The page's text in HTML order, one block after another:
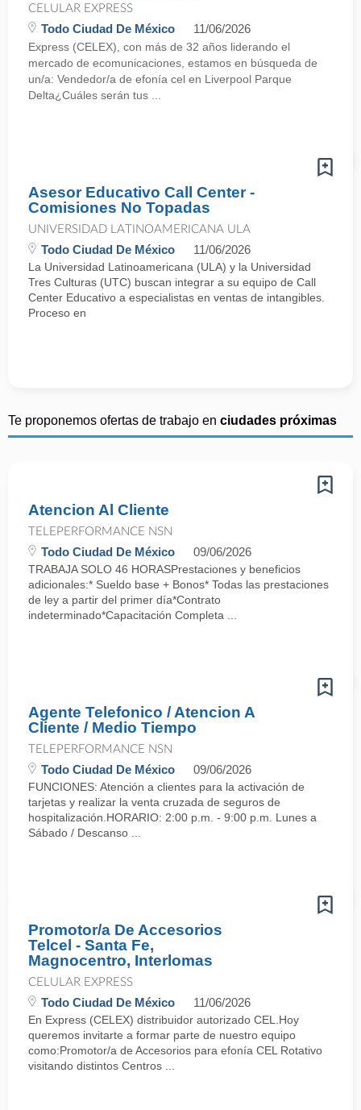
CELULAR EXPRESS
Todo Ciudad De México 11/06/2026
Express (CELEX), con más de 32 años liderando el
mercado de ecomunicaciones, estamos en búsqueda de
un/a: Vendedor/a de efonía cel en Liverpool Parque
Delta¿Cuáles serán tus ...
Asesor Educativo Call Center -
Comisiones No Topadas
UNIVERSIDAD LATINOAMERICANA ULA
Todo Ciudad De México 11/06/2026
La Universidad Latinoamericana (ULA) y la Universidad
Tres Culturas (UTC) buscan integrar a su equipo de Call
Center Educativo a especialistas en ventas de intangibles.
Proceso en
Te proponemos ofertas de trabajo en ciudades próximas
Atencion Al Cliente
TELEPERFORMANCE NSN
Todo Ciudad De México 09/06/2026
TRABAJA SOLO 46 HORASPrestaciones y beneficios
adicionales:* Sueldo base + Bonos* Todas las prestaciones
de ley a partir del primer día*Contrato
indeterminado*Capacitación Completa ...
Agente Telefonico / Atencion A
Cliente / Medio Tiempo
TELEPERFORMANCE NSN
Todo Ciudad De México 09/06/2026
FUNCIONES: Atención a clientes para la activación de
tarjetas y realizar la venta cruzada de seguros de
hospitalización. HORARIO: 2:00 p.m. - 9:00 p.m. Lunes a
Sábado / Descanso ...
Promotor/a De Accesorios
Telcel - Santa Fe,
Magnocentro, Interlomas
CELULAR EXPRESS
Todo Ciudad De México 11/06/2026
En Express (CELEX) distribuidor autorizado CEL.Hoy
queremos invitarte a formar parte de nuestro equipo
como:Promotor/a de Accesorios para efonía CEL Rotativo
visitando distintos Centros ...